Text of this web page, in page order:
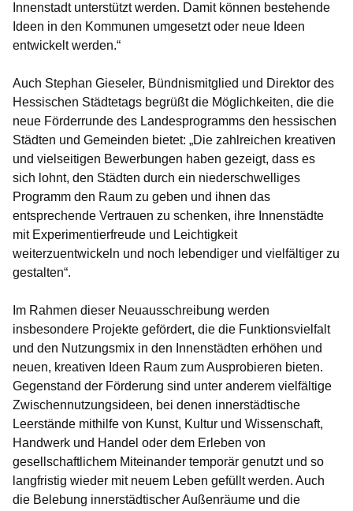
Innenstadt unterstützt werden. Damit können bestehende
Ideen in den Kommunen umgesetzt oder neue Ideen
entwickelt werden.“
Auch Stephan Gieseler, Bündnismitglied und Direktor des
Hessischen Städtetags begrüßt die Möglichkeiten, die die
neue Förderrunde des Landesprogramms den hessischen
Städten und Gemeinden bietet: „Die zahlreichen kreativen
und vielseitigen Bewerbungen haben gezeigt, dass es
sich lohnt, den Städten durch ein niederschwelliges
Programm den Raum zu geben und ihnen das
entsprechende Vertrauen zu schenken, ihre Innenstädte
mit Experimentierfreude und Leichtigkeit
weiterzuentwickeln und noch lebendiger und vielfältiger zu
gestalten“.
Im Rahmen dieser Neuausschreibung werden
insbesondere Projekte gefördert, die die Funktionsvielfalt
und den Nutzungsmix in den Innenstädten erhöhen und
neuen, kreativen Ideen Raum zum Ausprobieren bieten.
Gegenstand der Förderung sind unter anderem vielfältige
Zwischennutzungsideen, bei denen innerstädtische
Leerstände mithilfe von Kunst, Kultur und Wissenschaft,
Handwerk und Handel oder dem Erleben von
gesellschaftlichem Miteinander temporär genutzt und so
langfristig wieder mit neuem Leben gefüllt werden. Auch
die Belebung innerstädtischer Außenräume und die